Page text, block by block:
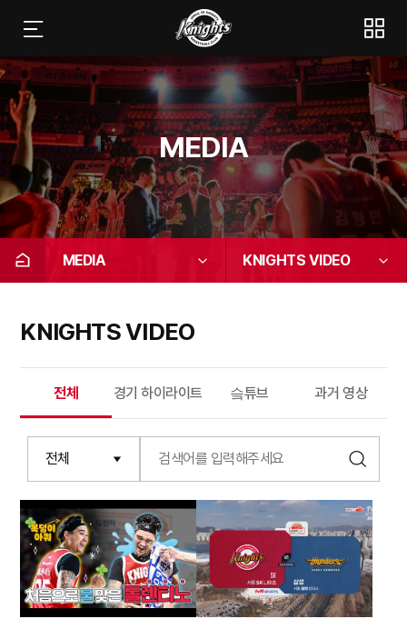
MEDIA
MEDIA KNIGHTS VIDEO
KNIGHTS VIDEO
전체 경기 하이라이트 슼튜브 과거 영상